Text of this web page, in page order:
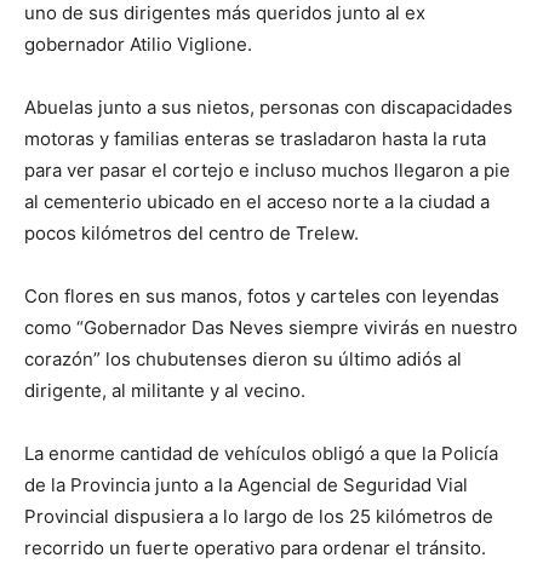
uno de sus dirigentes más queridos junto al ex
gobernador Atilio Viglione.
Abuelas junto a sus nietos, personas con discapacidades
motoras y familias enteras se trasladaron hasta la ruta
para ver pasar el cortejo e incluso muchos llegaron a pie
al cementerio ubicado en el acceso norte a la ciudad a
pocos kilómetros del centro de Trelew.
Con flores en sus manos, fotos y carteles con leyendas
como “Gobernador Das Neves siempre vivirás en nuestro
corazón” los chubutenses dieron su último adiós al
dirigente, al militante y al vecino.
La enorme cantidad de vehículos obligó a que la Policía
de la Provincia junto a la Agencial de Seguridad Vial
Provincial dispusiera a lo largo de los 25 kilómetros de
recorrido un fuerte operativo para ordenar el tránsito.